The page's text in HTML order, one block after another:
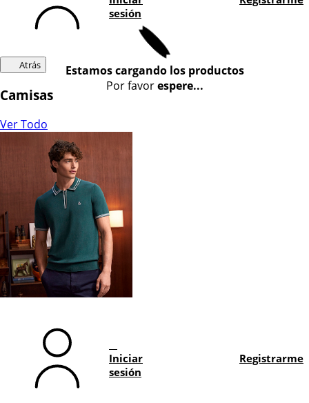
sesión
Atrás
Camisas
Ver Todo
Iniciar
sesión
Registrarme
Estamos cargando los productos
Por favorespere...